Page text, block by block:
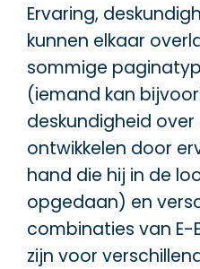
Ervaring,
kunnen elkaar
sommige
(iemand kan
deskundigheid
ontwikkelen door
hand die hij in de
opgedaan) en
combinaties van E-
zijn voor